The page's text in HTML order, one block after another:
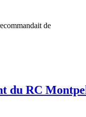
de
du RC